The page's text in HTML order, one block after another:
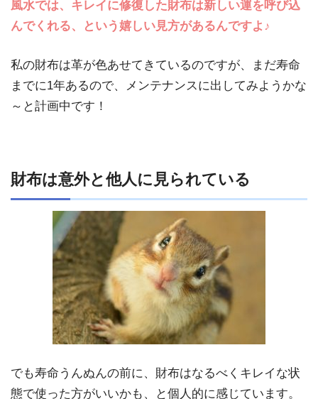
風水では、キレイに修復した財布は新しい運を呼び込
んでくれる、という嬉しい見方があるんですよ♪
私の財布は革が色あせてきているのですが、まだ寿命
までに1年あるので、メンテナンスに出してみようかな
～と計画中です！
財布は意外と他人に見られている
でも寿命うんぬんの前に、財布はなるべくキレイな状
態で使った方がいいかも、と個人的に感じています。